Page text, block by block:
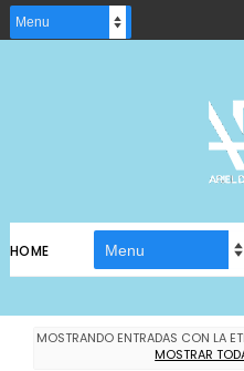
HOME
MOSTRANDO ENTRADAS CON LA
MOSTRAR